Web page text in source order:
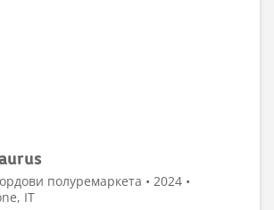
полуремаркета • 2024 •
IT